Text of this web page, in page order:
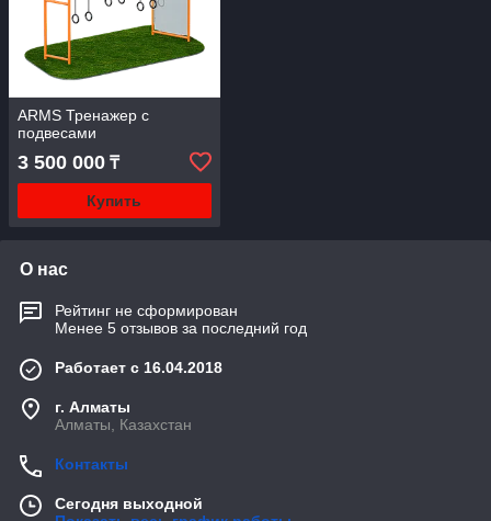
ARMS Тренажер с
подвесами
3 500 000 ₸
Купить
О нас
Рейтинг не сформирован
Менее 5 отзывов за последний год
Работает с 16.04.2018
г. Алматы
Алматы, Казахстан
Контакты
Сегодня выходной